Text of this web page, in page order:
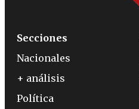
Secciones
Nacionales
+ análisis
Política